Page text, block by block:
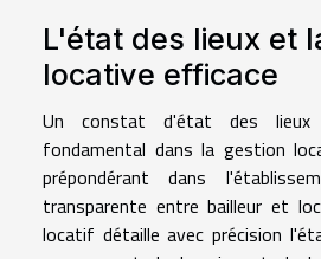
L'état des lieux et
locative efficace
Un constat d'état des lieux
fondamental dans la gestion
prépondérant dans
transparente entre bailleur et
locatif détaille avec précision